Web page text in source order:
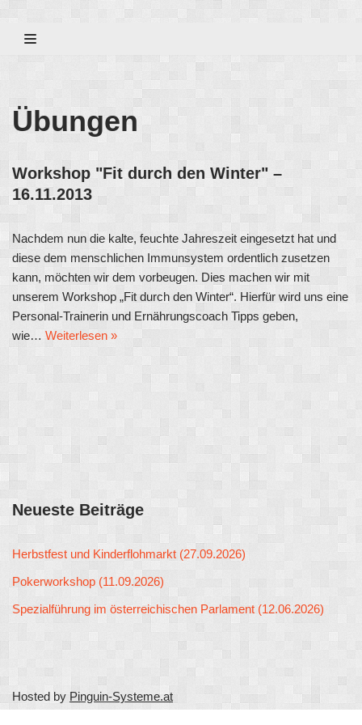
Zum
Übungen
Workshop "Fit durch den Winter" –
16.11.2013
Nachdem nun die kalte, feuchte Jahreszeit eingesetzt hat und
diese dem menschlichen Immunsystem ordentlich zusetzen
kann, möchten wir dem vorbeugen. Dies machen wir mit
unserem Workshop „Fit durch den Winter“. Hierfür wird uns eine
Personal-Trainerin und Ernährungscoach Tipps geben,
wie… Weiterlesen »
Neueste Beiträge
Herbstfest und Kinderflohmarkt (27.09.2026)
Pokerworkshop (11.09.2026)
Spezialführung im österreichischen Parlament (12.06.2026)
Hosted by Pinguin-Systeme.at